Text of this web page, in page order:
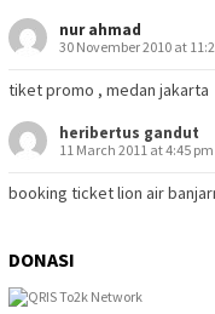
nur ahmad
30 November 2010 at
tiket promo , medan jakarta
heribertus gandut
11 March 2011 at 4:45 pm
booking ticket lion air
DONASI